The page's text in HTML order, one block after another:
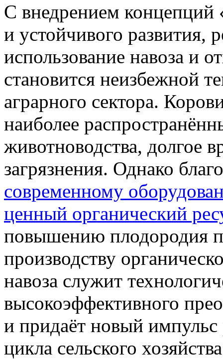
С внедрением концепций
и устойчивого развития,
использование навоза и
становится неизбежной
аграрного сектора.
наиболее
животноводства, долгое
загрязнения. Однако
современному
ценный органический
повышению плодородия
производству
навоза служит
высокоэффективного
и придаёт новый импульс
цикла сельского